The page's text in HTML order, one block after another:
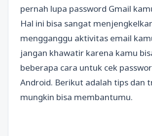
pernah lupa password Gmail
Hal ini bisa sangat
mengganggu aktivitas email
jangan khawatir karena kamu
beberapa cara untuk cek
Android. Berikut adalah tips dan
mungkin bisa membantumu.